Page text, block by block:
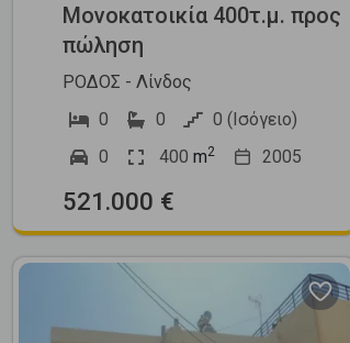
Μονοκατοικία 400τ.μ. προς
πώληση
ΡΟΔΟΣ - Λίνδος
0
0
0 (Ισόγειο)
0
400 m2 2005
521.000 €